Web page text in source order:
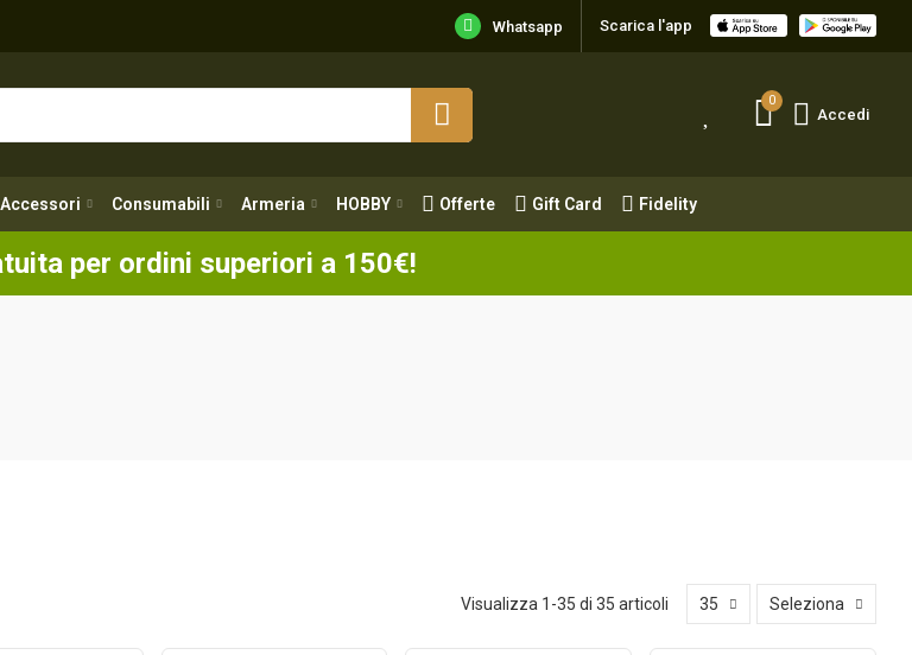
Whatsapp Scarica l'app
0
Accedi
Accessori Consumabili Armeria HOBBY Offerte Gift Card Fidelity
per ordini superiori a 150€!
Offerte Gift Card Fidelity
Visualizza 1-35 di 35 articoli 35 Seleziona